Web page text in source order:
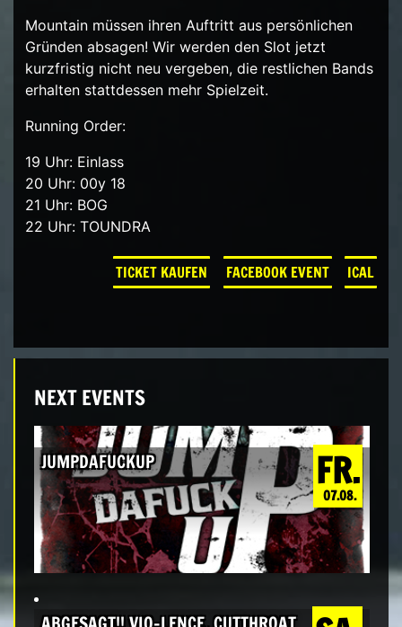
Mountain müssen ihren Auftritt aus persönlichen
Gründen absagen! Wir werden den Slot jetzt
kurzfristig nicht neu vergeben, die restlichen Bands
erhalten stattdessen mehr Spielzeit.
Running Order:
19 Uhr: Einlass
20 Uhr: 00y 18
21 Uhr: BOG
22 Uhr: TOUNDRA
TICKET KAUFEN FACEBOOK EVENT ICAL
NEXT EVENTS
FR.
07.08.
JUMPDAFUCKUP